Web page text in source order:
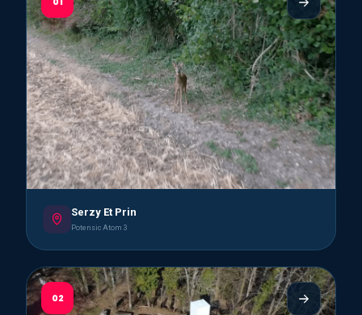
Serzy Et Prin
Potensic Atom 3
02